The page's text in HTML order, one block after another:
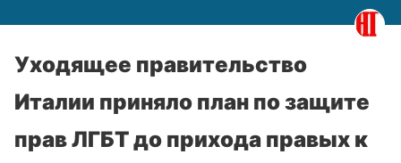
Уходящее правительство
Италии приняло план по защите
прав ЛГБТ до прихода правых к